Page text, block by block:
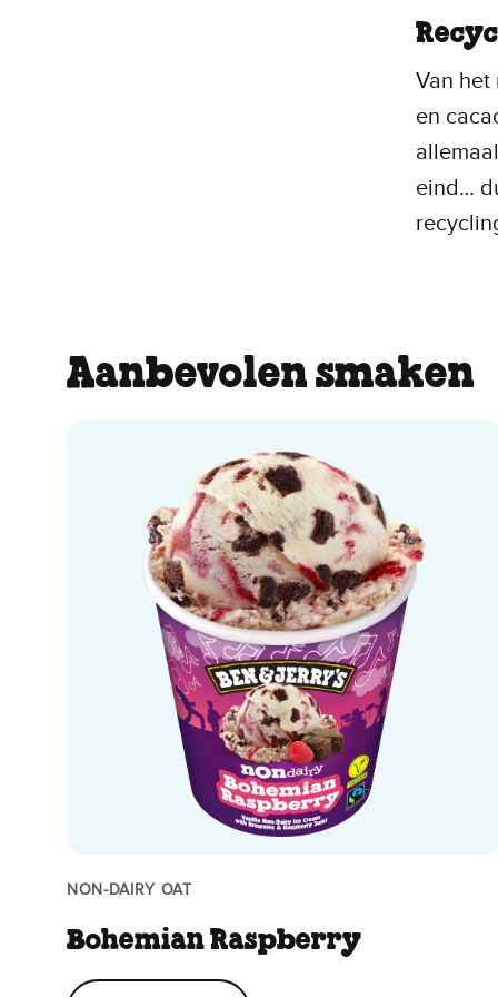
Van het
en
eind…
Aanbevolen smaken
NON-DAIRY OAT
Bohemian Raspberry